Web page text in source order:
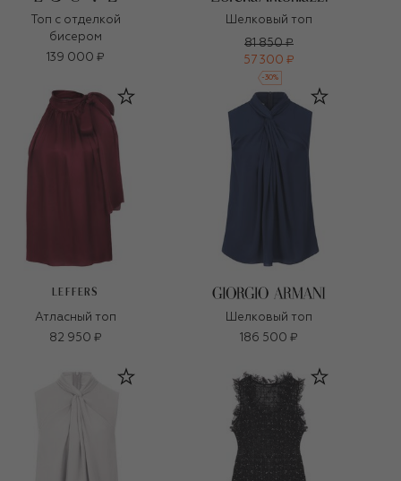
Топ с отделкой
бисером
139 000 ₽
Шелковый топ
81 850 ₽
57 300 ₽
-30%
LEFFERS
Атласный топ
82 950 ₽
Шелковый топ
186 500 ₽